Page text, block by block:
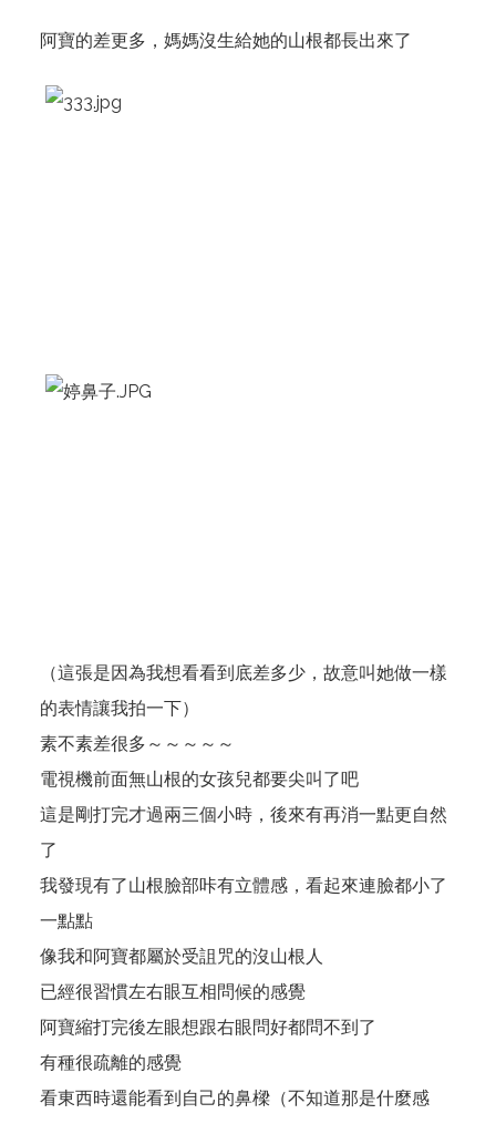
阿寶的差更多，媽媽沒生給她的山根都長出來了
（這張是因為我想看看到底差多少，故意叫她做一樣
的表情讓我拍一下）
素不素差很多～～～～～
電視機前面無山根的女孩兒都要尖叫了吧
這是剛打完才過兩三個小時，後來有再消一點更自然
了
我發現有了山根臉部咔有立體感，看起來連臉都小了
一點點
像我和阿寶都屬於受詛咒的沒山根人
已經很習慣左右眼互相問候的感覺
阿寶縮打完後左眼想跟右眼問好都問不到了
有種很疏離的感覺
看東西時還能看到自己的鼻樑（不知道那是什麼感